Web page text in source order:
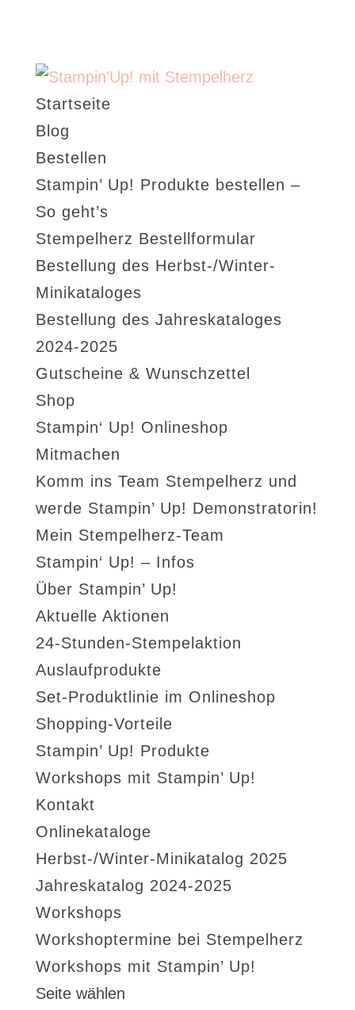
Startseite
Blog
Bestellen
Stampin’ Up! Produkte bestellen –
So geht’s
Stempelherz Bestellformular
Bestellung des Herbst-/Winter-
Minikataloges
Bestellung des Jahreskataloges
2024-2025
Gutscheine & Wunschzettel
Shop
Stampin‘ Up! Onlineshop
Mitmachen
Komm ins Team Stempelherz und
werde Stampin’ Up! Demonstratorin!
Mein Stempelherz-Team
Stampin‘ Up! – Infos
Über Stampin’ Up!
Aktuelle Aktionen
24-Stunden-Stempelaktion
Auslaufprodukte
Set-Produktlinie im Onlineshop
Shopping-Vorteile
Stampin’ Up! Produkte
Workshops mit Stampin’ Up!
Kontakt
Onlinekataloge
Herbst-/Winter-Minikatalog 2025
Jahreskatalog 2024-2025
Workshops
Workshoptermine bei Stempelherz
Workshops mit Stampin’ Up!
Seite wählen